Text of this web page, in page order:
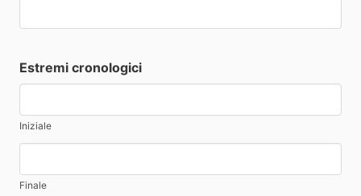
Estremi cronologici
Iniziale
Finale